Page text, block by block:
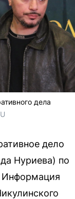
дела
дело
Нуриева) по
Информация